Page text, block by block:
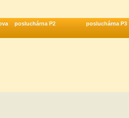
posluchárna P2 posluchárna P3